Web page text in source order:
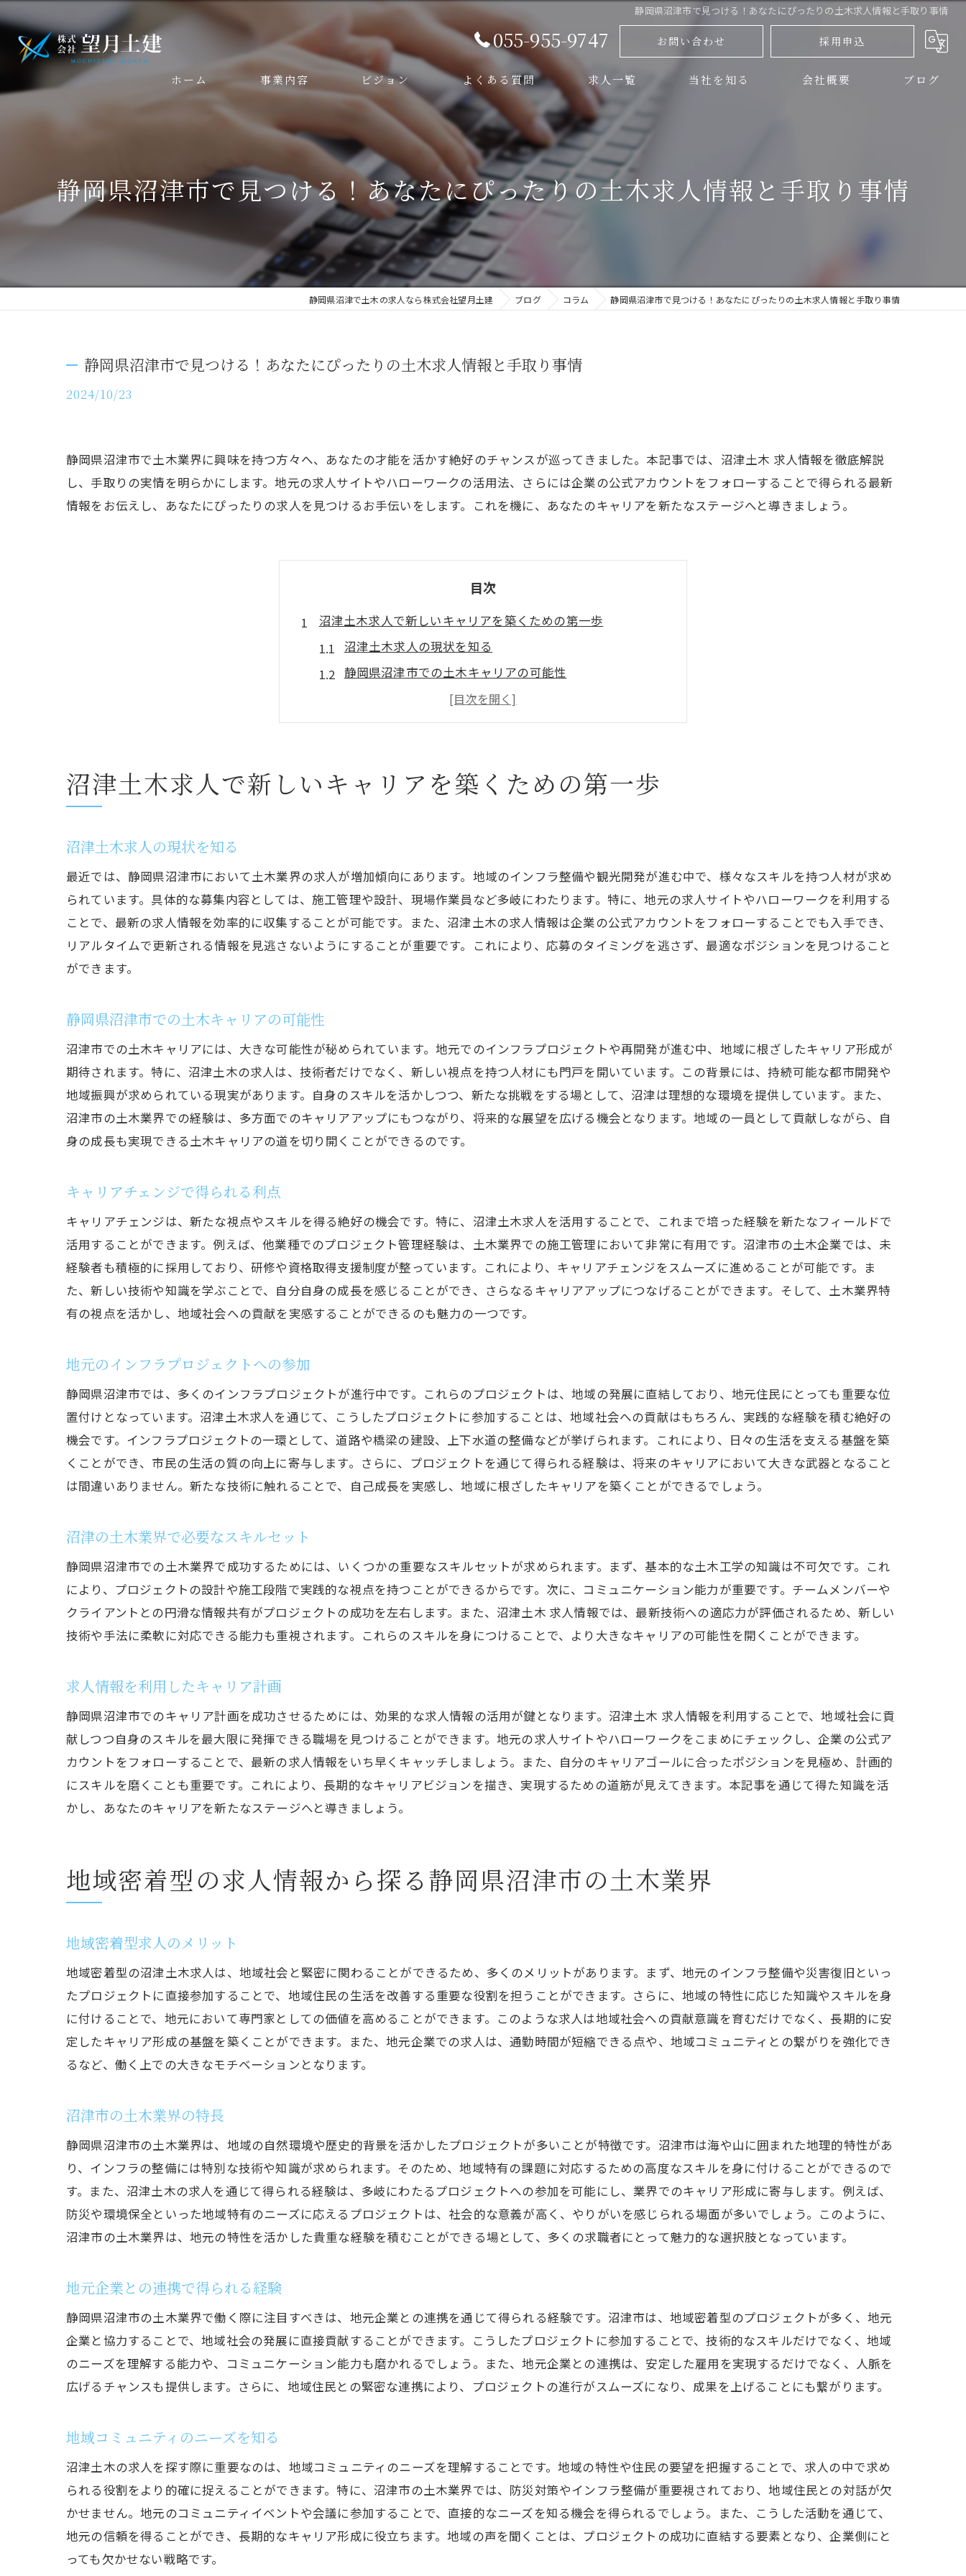
静岡県沼津市で見つける！あなたにぴったりの土木求人情報と手取り事情
055-955-9747 お問い合わせ 採用申込
ホーム 事業内容 ビジョン よくある質問 求人一覧 当社を知る
正社員
会社概要 ブログ
静岡県沼津市で見つける！あなたにぴったりの土木求人情報と手取り事情
静岡県沼津で土木の求人なら株式会社望月土建 ブログ コラム 静岡県沼津市で見つける！あなたにぴったりの土木求人情報と手取り事情
静岡県沼津市で見つける！あなたにぴったりの土木求人情報と手取り事情
2024/10/23
静岡県沼津市で土木業界に興味を持つ方々へ、あなたの才能を活かす絶好のチャンスが巡ってきました。本記事では、沼津土木 求人情報を徹底解説
し、手取りの実情を明らかにします。地元の求人サイトやハローワークの活用法、さらには企業の公式アカウントをフォローすることで得られる最新
情報をお伝えし、あなたにぴったりの求人を見つけるお手伝いをします。これを機に、あなたのキャリアを新たなステージへと導きましょう。
目次
沼津土木求人で新しいキャリアを築くための第一歩
沼津土木求人の現状を知る
静岡県沼津市での土木キャリアの可能性
キャリアチェンジで得られる利点
地元のインフラプロジェクトへの参加
求人情報を利用したキャリア計画
地域密着型の求人情報から探る静岡県沼津市の土木業界
地元企業との連携で得られる経験
地域コミュニティのニーズを知る
長期的なキャリア形成のための情報収集
地域密着型求人情報を見つける方法
ハローワークを活用した情報収集
地域の求人誌を活用するコツ
ネットワークを通じた情報共有
最新情報を見逃さないチェックリスト
手取りと月給の違いを理解する
福利厚生と手取りの関係性
給与交渉で押さえておきたいポイント
地元企業の給与データを比較する
手取りアップのためのスキルアップ方法
メールニュースレターを活用する
求人イベントやフェアの参加方法
アプリを使った求人情報管理
RSSフィードを活用した情報収集
求人情報の読み解き方
企業文化と自分の価値観の一致
面接でのアピールポイント
地元の求人サイトを活用した沼津土木求人の見つけ方
おすすめの求人サイト一覧
サイト利用時の注意点
検索フィルターの設定テクニック
サイトごとの特徴を知る
SNSで追うリアルタイムの沼津土木求人情報の利点
ハッシュタグを活用した検索方法
リアルタイム情報の信頼性を見極める
SNSを使った企業とのコミュニケーション
SNSを活用したプロフェッショナルな自己PR
沼津土木求人で新しいキャリアを築くための第一歩
沼津土木求人の現状を知る
最近では、静岡県沼津市において土木業界の求人が増加傾向にあります。地域のインフラ整備や観光開発が進む中で、様々なスキルを持つ人材が求め
られています。具体的な募集内容としては、施工管理や設計、現場作業員など多岐にわたります。特に、地元の求人サイトやハローワークを利用する
ことで、最新の求人情報を効率的に収集することが可能です。また、沼津土木の求人情報は企業の公式アカウントをフォローすることでも入手でき、
リアルタイムで更新される情報を見逃さないようにすることが重要です。これにより、応募のタイミングを逃さず、最適なポジションを見つけること
ができます。
静岡県沼津市での土木キャリアの可能性
沼津市での土木キャリアには、大きな可能性が秘められています。地元でのインフラプロジェクトや再開発が進む中、地域に根ざしたキャリア形成が
期待されます。特に、沼津土木の求人は、技術者だけでなく、新しい視点を持つ人材にも門戸を開いています。この背景には、持続可能な都市開発や
地域振興が求められている現実があります。自身のスキルを活かしつつ、新たな挑戦をする場として、沼津は理想的な環境を提供しています。また、
沼津市の土木業界での経験は、多方面でのキャリアアップにもつながり、将来的な展望を広げる機会となります。地域の一員として貢献しながら、自
身の成長も実現できる土木キャリアの道を切り開くことができるのです。
キャリアチェンジで得られる利点
キャリアチェンジは、新たな視点やスキルを得る絶好の機会です。特に、沼津土木求人を活用することで、これまで培った経験を新たなフィールドで
活用することができます。例えば、他業種でのプロジェクト管理経験は、土木業界での施工管理において非常に有用です。沼津市の土木企業では、未
経験者も積極的に採用しており、研修や資格取得支援制度が整っています。これにより、キャリアチェンジをスムーズに進めることが可能です。ま
た、新しい技術や知識を学ぶことで、自分自身の成長を感じることができ、さらなるキャリアアップにつなげることができます。そして、土木業界特
有の視点を活かし、地域社会への貢献を実感することができるのも魅力の一つです。
地元のインフラプロジェクトへの参加
静岡県沼津市では、多くのインフラプロジェクトが進行中です。これらのプロジェクトは、地域の発展に直結しており、地元住民にとっても重要な位
置付けとなっています。沼津土木求人を通じて、こうしたプロジェクトに参加することは、地域社会への貢献はもちろん、実践的な経験を積む絶好の
機会です。インフラプロジェクトの一環として、道路や橋梁の建設、上下水道の整備などが挙げられます。これにより、日々の生活を支える基盤を築
くことができ、市民の生活の質の向上に寄与します。さらに、プロジェクトを通じて得られる経験は、将来のキャリアにおいて大きな武器となること
は間違いありません。新たな技術に触れることで、自己成長を実感し、地域に根ざしたキャリアを築くことができるでしょう。
沼津の土木業界で必要なスキルセット
静岡県沼津市での土木業界で成功するためには、いくつかの重要なスキルセットが求められます。まず、基本的な土木工学の知識は不可欠です。これ
により、プロジェクトの設計や施工段階で実践的な視点を持つことができるからです。次に、コミュニケーション能力が重要です。チームメンバーや
クライアントとの円滑な情報共有がプロジェクトの成功を左右します。また、沼津土木 求人情報では、最新技術への適応力が評価されるため、新しい
技術や手法に柔軟に対応できる能力も重視されます。これらのスキルを身につけることで、より大きなキャリアの可能性を開くことができます。
求人情報を利用したキャリア計画
静岡県沼津市でのキャリア計画を成功させるためには、効果的な求人情報の活用が鍵となります。沼津土木 求人情報を利用することで、地域社会に貢
献しつつ自身のスキルを最大限に発揮できる職場を見つけることができます。地元の求人サイトやハローワークをこまめにチェックし、企業の公式ア
カウントをフォローすることで、最新の求人情報をいち早くキャッチしましょう。また、自分のキャリアゴールに合ったポジションを見極め、計画的
にスキルを磨くことも重要です。これにより、長期的なキャリアビジョンを描き、実現するための道筋が見えてきます。本記事を通じて得た知識を活
かし、あなたのキャリアを新たなステージへと導きましょう。
地域密着型の求人情報から探る静岡県沼津市の土木業界
地域密着型求人のメリット
地域密着型の沼津土木求人は、地域社会と緊密に関わることができるため、多くのメリットがあります。まず、地元のインフラ整備や災害復旧といっ
たプロジェクトに直接参加することで、地域住民の生活を改善する重要な役割を担うことができます。さらに、地域の特性に応じた知識やスキルを身
に付けることで、地元において専門家としての価値を高めることができます。このような求人は地域社会への貢献意識を育むだけでなく、長期的に安
定したキャリア形成の基盤を築くことができます。また、地元企業での求人は、通勤時間が短縮できる点や、地域コミュニティとの繋がりを強化でき
るなど、働く上での大きなモチベーションとなります。
沼津市の土木業界の特長
静岡県沼津市の土木業界は、地域の自然環境や歴史的背景を活かしたプロジェクトが多いことが特徴です。沼津市は海や山に囲まれた地理的特性があ
り、インフラの整備には特別な技術や知識が求められます。そのため、地域特有の課題に対応するための高度なスキルを身に付けることができるので
す。また、沼津土木の求人を通じて得られる経験は、多岐にわたるプロジェクトへの参加を可能にし、業界でのキャリア形成に寄与します。例えば、
防災や環境保全といった地域特有のニーズに応えるプロジェクトは、社会的な意義が高く、やりがいを感じられる場面が多いでしょう。このように、
沼津市の土木業界は、地元の特性を活かした貴重な経験を積むことができる場として、多くの求職者にとって魅力的な選択肢となっています。
地元企業との連携で得られる経験
静岡県沼津市の土木業界で働く際に注目すべきは、地元企業との連携を通じて得られる経験です。沼津市は、地域密着型のプロジェクトが多く、地元
企業と協力することで、地域社会の発展に直接貢献することができます。こうしたプロジェクトに参加することで、技術的なスキルだけでなく、地域
のニーズを理解する能力や、コミュニケーション能力も磨かれるでしょう。また、地元企業との連携は、安定した雇用を実現するだけでなく、人脈を
広げるチャンスも提供します。さらに、地域住民との緊密な連携により、プロジェクトの進行がスムーズになり、成果を上げることにも繋がります。
地域コミュニティのニーズを知る
沼津土木の求人を探す際に重要なのは、地域コミュニティのニーズを理解することです。地域の特性や住民の要望を把握することで、求人の中で求め
られる役割をより的確に捉えることができます。特に、沼津市の土木業界では、防災対策やインフラ整備が重要視されており、地域住民との対話が欠
かせません。地元のコミュニティイベントや会議に参加することで、直接的なニーズを知る機会を得られるでしょう。また、こうした活動を通じて、
地元の信頼を得ることができ、長期的なキャリア形成に役立ちます。地域の声を聞くことは、プロジェクトの成功に直結する要素となり、企業側にと
っても欠かせない戦略です。